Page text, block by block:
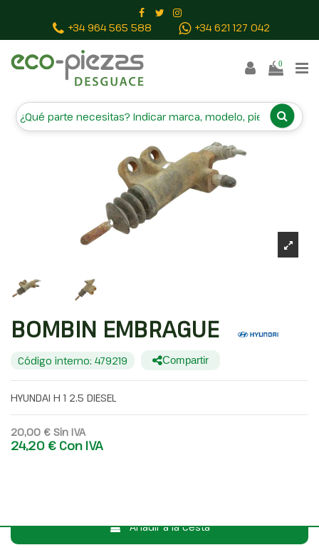
+34 964 565 588 +34 621 127 042
0
BOMBIN EMBRAGUE
BOMBIN EMBRAGUE
Código interno: 479219 Compartir
HYUNDAI H 1 2.5 DIESEL
20,00 € Sin IVA
24,20 € Con IVA
Añadir a la cesta